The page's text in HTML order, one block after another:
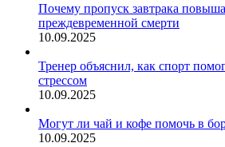
Почему пропуск завтрака
преждевременной смерти
10.09.2025
Тренер объяснил, как спорт
стрессом
10.09.2025
Могут ли чай и кофе помочь в
10.09.2025